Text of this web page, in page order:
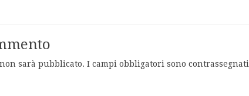
sarà pubblicato. I campi obbligatori sono contrassegnati